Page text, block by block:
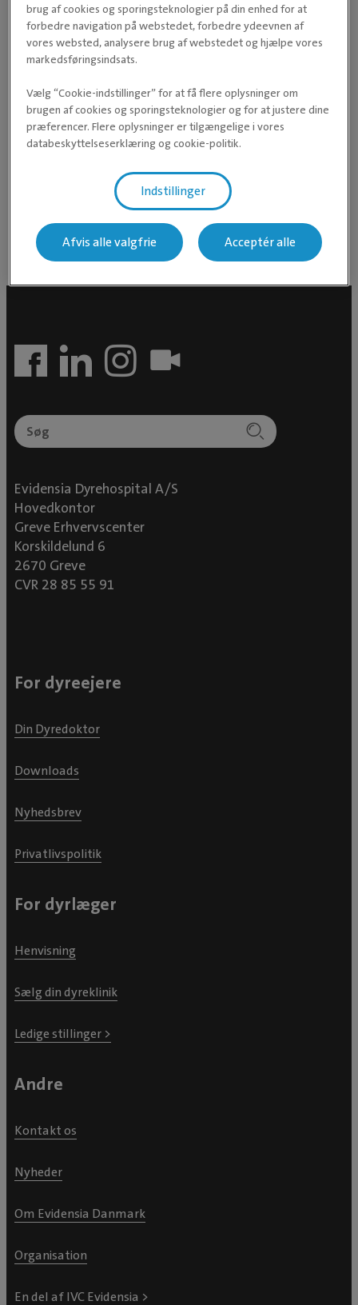
baggrund inden for både akutte og planlagte
patientforløb. Dagný arbejder målrettet på at udvikle
sine praktiske kompetencer og dygtiggøre sig på flere
bedst mulige behandling.
Erfaring:
Erfaring med bløddelskirurgi, konsultationer,
vaccinationsbesøg og akutpatienter.
Oprindeligt fra Island, men bor nu i Danmark
sammen med sin danske mand.
Evidensia Dyrehospital A/S
Hovedkontor
Greve Erhvervscenter
Korskildelund 6
2670 Greve
CVR 28 85 55 91
For dyreejere
Din Dyredoktor
Downloads
Nyhedsbrev
Privatlivspolitik
For dyrlæger
Henvisning
Sælg din dyreklinik
Ledige stillinger >
Andre
Kontakt os
Nyheder
Om Evidensia Danmark
Organisation
En del af IVC Evidensia >
brug af cookies og sporingsteknologier på din enhed for at
forbedre navigation på webstedet, forbedre ydeevnen af
vores websted, analysere brug af webstedet og hjælpe vores
markedsføringsindsats.
Vælg “Cookie-indstillinger” for at få flere oplysninger om
brugen af cookies og sporingsteknologier og for at justere dine
præferencer. Flere oplysninger er tilgængelige i vores
databeskyttelseserklæring og cookie-politik.
Indstillinger
Afvis alle valgfrie Acceptér alle